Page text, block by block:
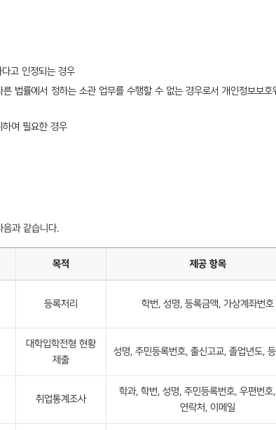
고 인정되는 경우
법률에서 정하는 소관 업무를 수행할 수 없는 경우로서 개인정보보호
여 필요한 경우
음과 같습니다.
목적 제공 항목
등록처리 학번, 성명, 등록금액, 가상계좌번호
대학입학전형 현황
제출
성명, 주민등록번호, 출신고교, 졸업년도,
취업통계조사
학과, 학번, 성명, 주민등록번호, 우편번호
연락처, 이메일